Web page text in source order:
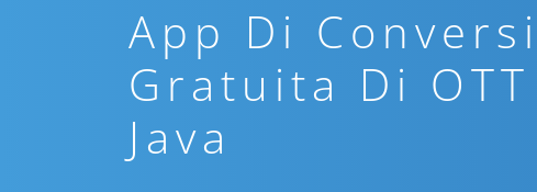
App Di
Gratuita Di
Java